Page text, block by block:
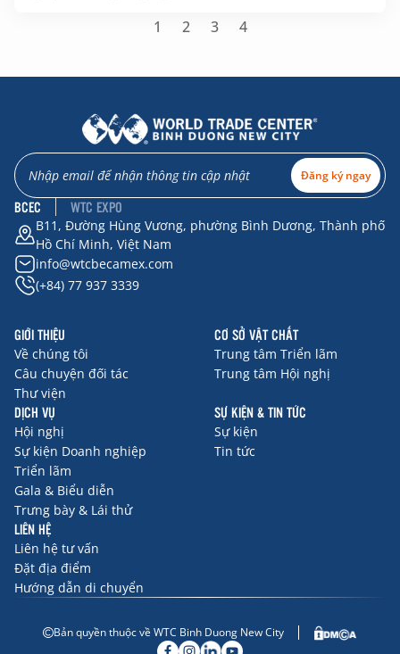
1 2 3 4
Đăng ký ngay
BCEC WTC EXPO
B11, Đường Hùng Vương, phường Bình Dương, Thành phố
Hồ Chí Minh, Việt Nam
info@wtcbecamex.com
(+84) 77 937 3339
GIỚI THIỆU
Về chúng tôi
Câu chuyện đối tác
Thư viện
CƠ SỞ VẬT CHẤT
Trung tâm Triển lãm
Trung tâm Hội nghị
DỊCH VỤ
Hội nghị
Sự kiện Doanh nghiệp
Triển lãm
Gala & Biểu diễn
Trưng bày & Lái thử
SỰ KIỆN & TIN TỨC
Sự kiện
Tin tức
LIÊN HỆ
Liên hệ tư vấn
Đặt địa điểm
Hướng dẫn di chuyển
Bản quyền thuộc về WTC Binh Duong New City